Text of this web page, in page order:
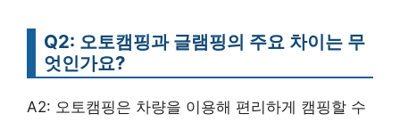
Q2: 오토캠핑과 글램핑의 주요 차이는 무
엇인가요?
A2: 오토캠핑은 차량을 이용해 편리하게 캠핑할 수